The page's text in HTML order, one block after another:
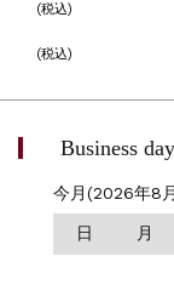
(税込)
(税込)
Business day
今月(2026年8
日 月